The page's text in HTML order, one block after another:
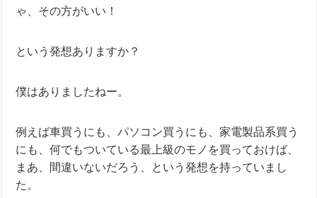
ゃ、その方がいい！
という発想ありますか？
僕はありましたねー。
例えば車買うにも、パソコン買うにも、家電製品系買う
にも、何でもついている最上級のモノを買っておけば、
まあ、間違いないだろう、という発想を持っていまし
た。